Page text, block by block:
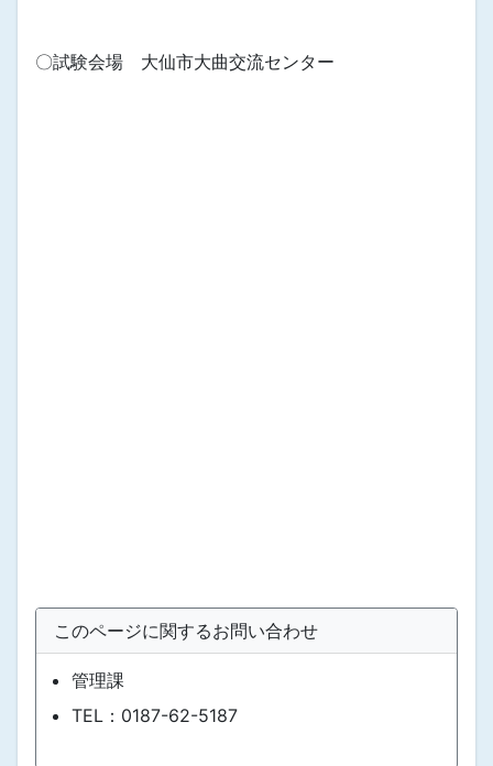
〇試験会場 大仙市大曲交流センター
このページに関するお問い合わせ
管理課
TEL：0187-62-5187